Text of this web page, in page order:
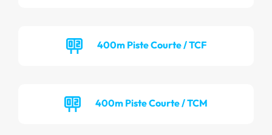
400m Piste Courte / TCF
400m Piste Courte / TCM